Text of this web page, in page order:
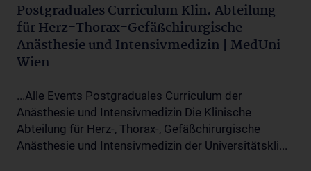
Postgraduales Curriculum Klin. Abteilung
für Herz-Thorax-Gefäßchirurgische
Anästhesie und Intensivmedizin | MedUni
Wien
...Alle Events Postgraduales Curriculum der
Anästhesie und Intensivmedizin Die Klinische
Abteilung für Herz-, Thorax-, Gefäßchirurgische
Anästhesie und Intensivmedizin der Universitätskli...